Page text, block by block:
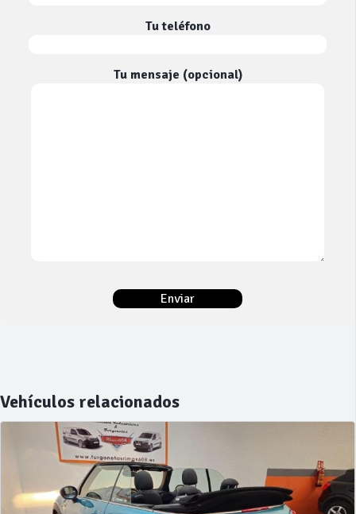
Tu teléfono
Tu mensaje (opcional)
Vehículos relacionados